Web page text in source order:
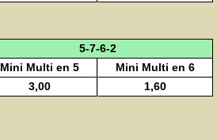
5-7-6-2
Mini Multi en 5
Mini Multi en 6
3,00 1,60